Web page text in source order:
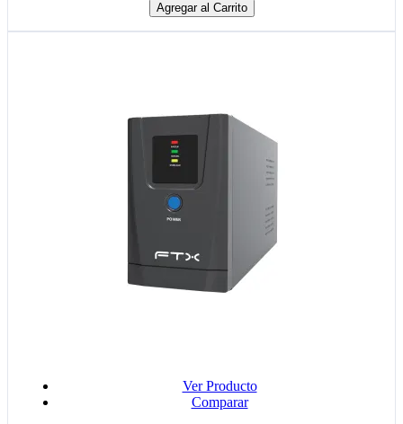
Agregar al Carrito
Ver Producto
Comparar